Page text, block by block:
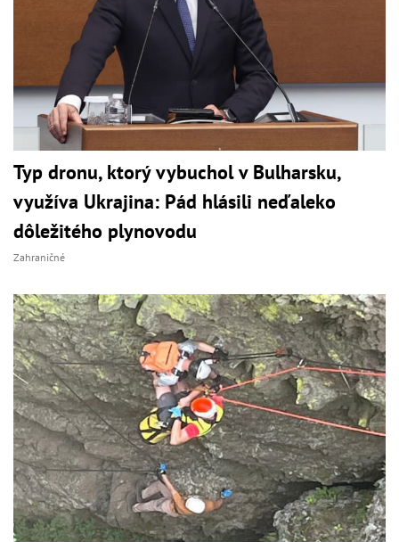
Typ dronu, ktorý vybuchol v Bulharsku,
využíva Ukrajina: Pád hlásili neďaleko
dôležitého plynovodu
Zahraničné